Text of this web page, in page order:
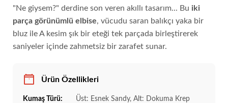
"Ne giysem?" derdine son veren akıllı tasarım... Bu iki
parça görünümlü elbise, vücudu saran balıkçı yaka bir
bluz ile A kesim şık bir eteği tek parçada birleştirerek
saniyeler içinde zahmetsiz bir zarafet sunar.
Ürün Özellikleri
Kumaş Türü:
Üst: Esnek Sandy, Alt: Dokuma Krep